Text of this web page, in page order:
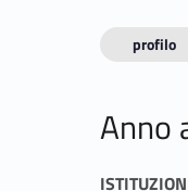
profilo
Anno